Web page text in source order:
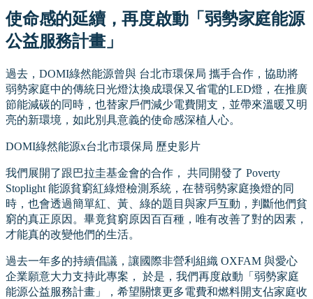
使命感的延續，再度啟動「弱勢家庭能源
公益服務計畫」
過去，DOMI綠然能源曾與 台北市環保局 攜手合作，協助將
弱勢家庭中的傳統日光燈汰換成環保又省電的LED燈，在推廣
節能減碳的同時，也替家戶們減少電費開支，並帶來溫暖又明
亮的新環境，如此別具意義的使命感深植人心。
DOMI綠然能源x台北市環保局 歷史影片
我們展開了跟巴拉圭基金會的合作， 共同開發了 Poverty
Stoplight 能源貧窮紅綠燈檢測系統，在替弱勢家庭換燈的同
時，也會透過簡單紅、黃、綠的題目與家戶互動，判斷他們貧
窮的真正原因。畢竟貧窮原因百百種，唯有改善了對的因素，
才能真的改變他們的生活。
過去一年多的持續倡議，讓國際非營利組織 OXFAM 與愛心
企業願意大力支持此專案， 於是，我們再度啟動「弱勢家庭
能源公益服務計畫」，希望關懷更多電費和燃料開支佔家庭收